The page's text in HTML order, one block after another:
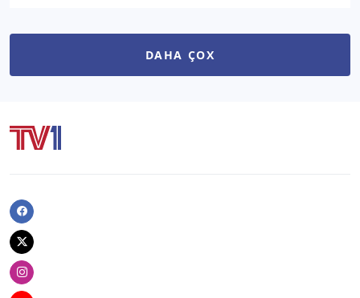
DAHA ÇOX
Facebook
Twitter
Instagram